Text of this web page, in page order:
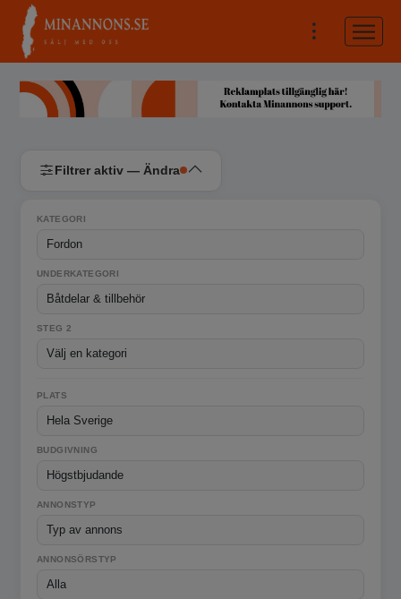
Filtrer aktiv — Ändra
KATEGORI
UNDERKATEGORI
STEG 2
PLATS
BUDGIVNING
ANNONSTYP
ANNONSÖRSTYP